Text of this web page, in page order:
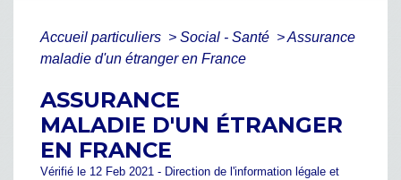
Accueil particuliers > Social - Santé >Assurance
maladie d'un étranger en France
ASSURANCE
MALADIE D'UN ÉTRANGER
EN FRANCE
Vérifié le 12 Feb 2021 - Direction de l'information légale et